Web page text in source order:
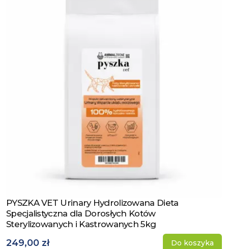
Zobacz produkt
PYSZKA VET Urinary Hydrolizowana Dieta
Specjalistyczna dla Dorosłych Kotów
Sterylizowanych i Kastrowanych 5kg
249,00 zł Do koszyka